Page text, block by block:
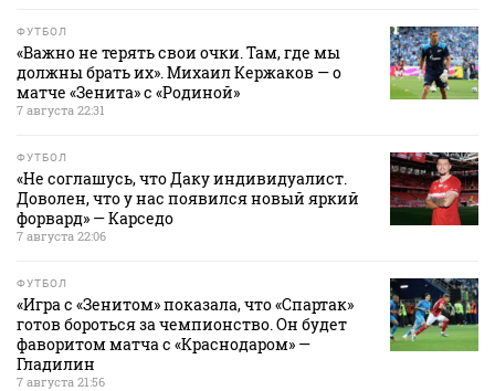
ФУТБОЛ
«Важно не терять свои очки. Там, где мы
должны брать их». Михаил Кержаков — о
матче «Зенита» с «Родиной»
7 августа 22:31
ФУТБОЛ
«Не соглашусь, что Даку индивидуалист.
Доволен, что у нас появился новый яркий
форвард» — Карседо
7 августа 22:06
ФУТБОЛ
«Игра с «Зенитом» показала, что «Спартак»
готов бороться за чемпионство. Он будет
фаворитом матча с «Краснодаром» —
Гладилин
7 августа 21:56